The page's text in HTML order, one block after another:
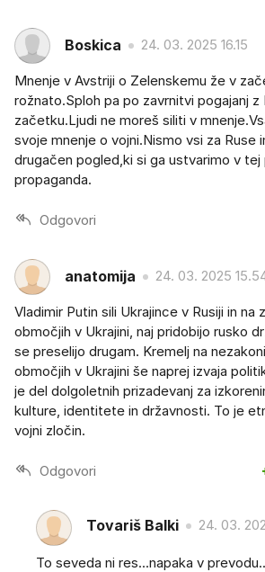
Boskica 24. 03. 2025 16.15
Mnenje v Avstriji o Zelenskemu že v
rožnato.Sploh pa po zavrnitvi pogajanj z
začetku.Ljudi ne moreš siliti v
svoje mnenje o vojni.Nismo vsi za Ruse
drugačen pogled,ki si ga ustvarimo v tej
propaganda.
Odgovori
anatomija 24. 03. 2025
Vladimir Putin sili Ukrajince v Rusiji in na
območjih v Ukrajini, naj pridobijo rusko
se preselijo drugam. Kremelj na
območjih v Ukrajini še naprej izvaja
je del dolgoletnih prizadevanj za
kulture, identitete in državnosti. To je
vojni zločin.
Odgovori
Tovariš Balki 24. 03.
To seveda ni res...napaka v